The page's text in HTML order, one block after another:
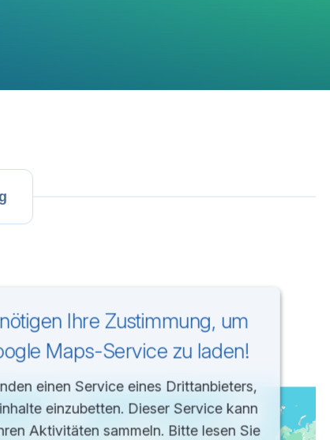
Ihre Zustimmung, um
Maps-Service zu laden!
einen Service eines Drittanbieters,
einzubetten. Dieser Service kann
Aktivitäten sammeln. Bitte lesen Sie